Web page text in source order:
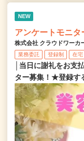
NEW
アンケートモニタ
株式会社 クラウドワーカ
業務委託 登録制 在宅
│当日に謝礼をお支
ター募集！★登録す